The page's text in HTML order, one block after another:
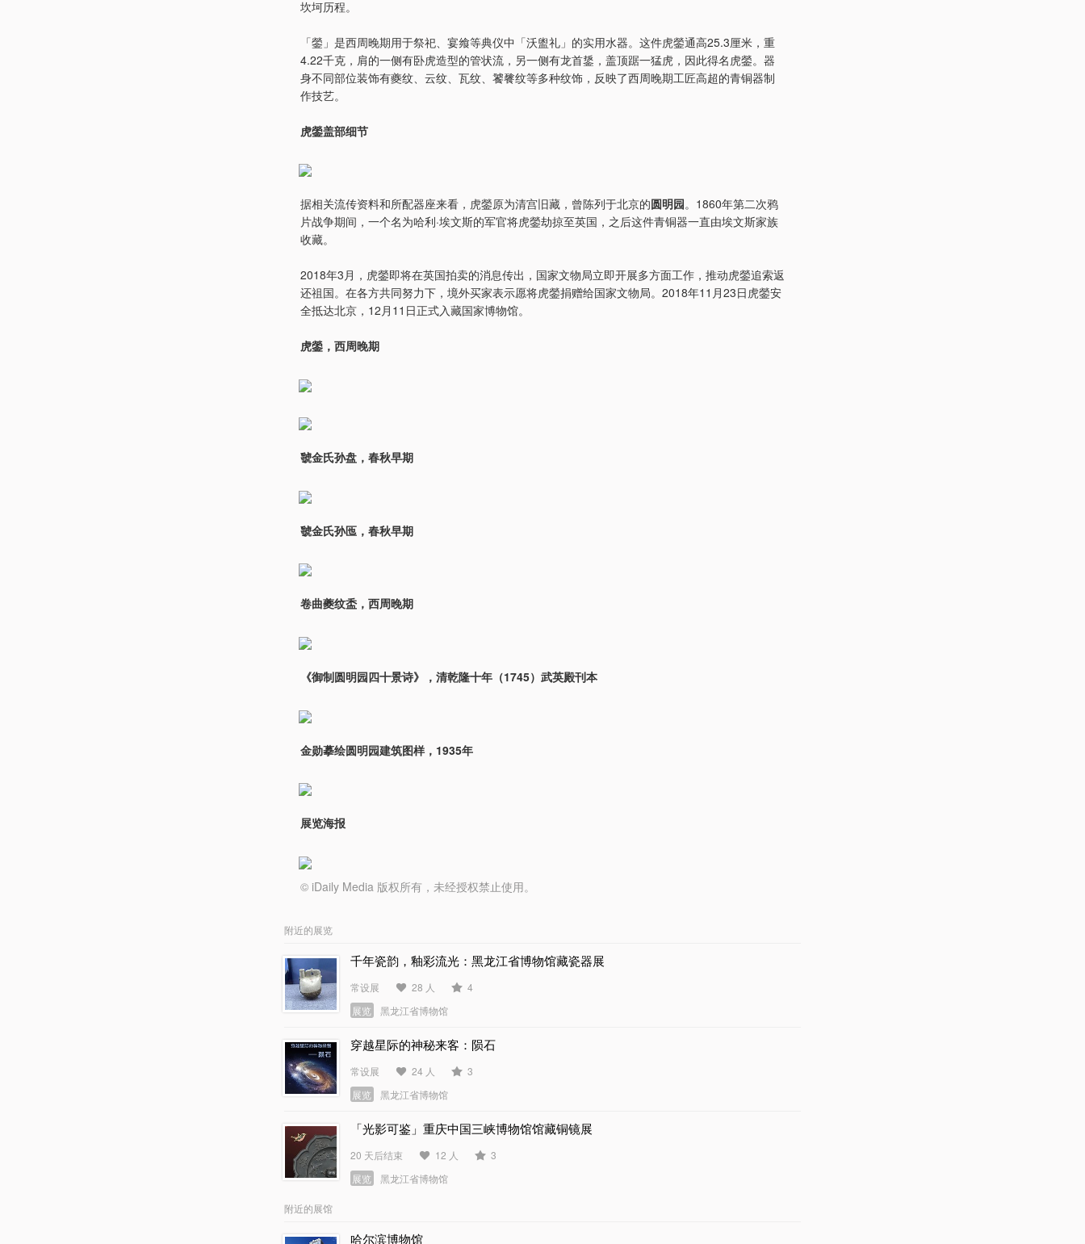
坎坷历程。
「鎣」是西周晚期用于祭祀、宴飨等典仪中「沃盥礼」的实用水器。这件虎鎣通高25.3厘米，重
4.22千克，肩的一侧有卧虎造型的管状流，另一侧有龙首鋬，盖顶踞一猛虎，因此得名虎鎣。器
身不同部位装饰有夔纹、云纹、瓦纹、饕餮纹等多种纹饰，反映了西周晚期工匠高超的青铜器制
作技艺。
虎鎣盖部细节
据相关流传资料和所配器座来看，虎鎣原为清宫旧藏，曾陈列于北京的圆明园。1860年第二次鸦
片战争期间，一个名为哈利·埃文斯的军官将虎鎣劫掠至英国，之后这件青铜器一直由埃文斯家族
收藏。
2018年3月，虎鎣即将在英国拍卖的消息传出，国家文物局立即开展多方面工作，推动虎鎣追索返
还祖国。在各方共同努力下，境外买家表示愿将虎鎣捐赠给国家文物局。2018年11月23日虎鎣安
全抵达北京，12月11日正式入藏国家博物馆。
虎鎣，西周晚期
虢金氏孙盘，春秋早期
虢金氏孙匜，春秋早期
卷曲夔纹盉，西周晚期
《御制圆明园四十景诗》，清乾隆十年（1745）武英殿刊本
金勋摹绘圆明园建筑图样，1935年
展览海报
© iDaily Media 版权所有，未经授权禁止使用。
附近的展览
千年瓷韵，釉彩流光：黑龙江省博物馆藏瓷器展
常设展 28 人
4
展览
黑龙江省博物馆
穿越星际的神秘来客：陨石
常设展 24 人
3
展览
黑龙江省博物馆
「光影可鉴」重庆中国三峡博物馆馆藏铜镜展
20 天后结束 12 人
3
展览
黑龙江省博物馆
附近的展馆
哈尔滨博物馆